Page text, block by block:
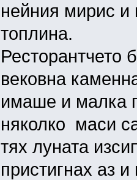
нейния мирис и
топлина.
Ресторантчето
вековна
имаше и малка
няколко маси
тях луната
пристигнах аз